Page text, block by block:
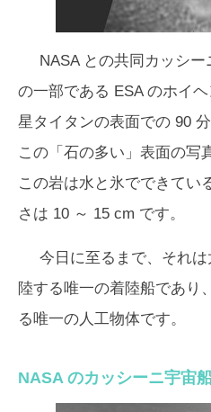
NASA との共同カッシ
の一部である ESA のホイ
星タイタンの表面での 90
この「石の多い」表面の写
この岩は水と氷でできてい
さは 10 ～ 15 cm です。
今日に至るまで、それ
陸する唯一の着陸船であり
る唯一の人工物体です。
NASA のカッシーニ宇宙